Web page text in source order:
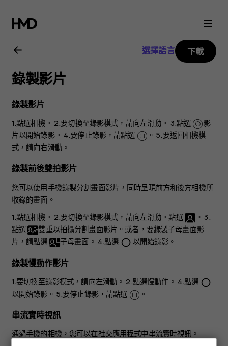
Nokia
8.1
用
戶
指
南
選擇語言 下載
錄製影片
錄製影片
1.點選相機。 2.要切換至錄影模式，請向左滑動。 3.點選
影
片以開始錄影。 4.要停止錄影，請點選
。 5.要返回相機模
式，請向右滑動。
錄製前後雙拍影片
您可以使用手機錄製分割畫面影片，同時呈現前方和後方相機所
收錄的畫面。
1.點選相機。 2.要切換至錄影模式，請向左滑動。點選
。 3.
點選
雙重以拍攝分割畫面影片。或者，要錄製子母畫面影
片，請點選
子母畫面 。 4.點選 panorama_fish_eye 以開始錄影。
錄製慢動作影片
1.要切換至錄影模式，請向左滑動。 2.點選慢動作 。 4.點選 panorama_fish_eye
以開始錄影。 5.要停止錄影，請點選 。
串流實時視訊
通過手機的相機，您可以在社交應用程式中串流實時視訊。